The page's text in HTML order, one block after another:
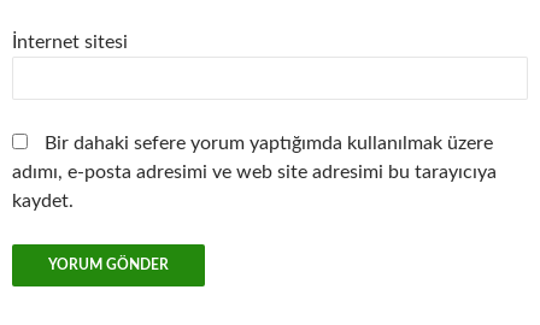
İnternet sitesi
Bir dahaki sefere yorum yaptığımda kullanılmak üzere
adımı, e-posta adresimi ve web site adresimi bu tarayıcıya
kaydet.